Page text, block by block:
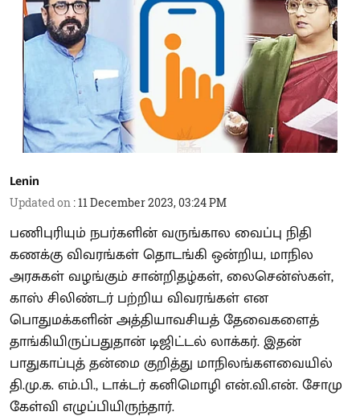
Lenin
Updated on :11 December 2023, 03:24 PM
பணிபுரியும் நபர்களின் வருங்கால வைப்பு நிதி
கணக்கு விவரங்கள் தொடங்கி ஒன்றிய, மாநில
அரசுகள் வழங்கும் சான்றிதழ்கள், லைசென்ஸ்கள்,
காஸ் சிலிண்டர் பற்றிய விவரங்கள் என
பொதுமக்களின் அத்தியாவசியத் தேவைகளைத்
தாங்கியிருப்பதுதான் டிஜிட்டல் லாக்கர். இதன்
பாதுகாப்புத் தன்மை குறித்து மாநிலங்களவையில்
தி.மு.க. எம்.பி., டாக்டர் கனிமொழி என்.வி.என். சோமு
கேள்வி எழுப்பியிருந்தார்.